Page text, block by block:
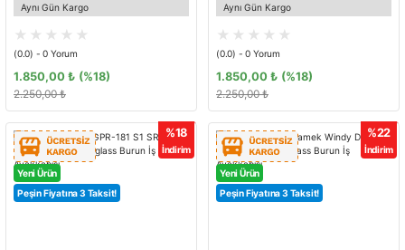
Aynı Gün Kargo
(0.0) - 0 Yorum
1.850,00 ₺
2.250,00 ₺
(%18)
Aynı Gün Kargo
(0.0) - 0 Yorum
1.850,00 ₺
2.250,00 ₺
(%18)
%18
İndirim
Yeni Ürün
Peşin Fiyatına 3 Taksit!
%22
İndirim
Yeni Ürün
Peşin Fiyatına 3 Taksit!